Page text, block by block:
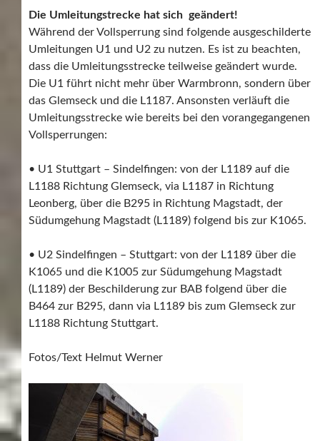
Die Umleitungstrecke hat sich geändert!
Während der Vollsperrung sind folgende ausgeschilderte
Umleitungen U1 und U2 zu nutzen. Es ist zu beachten,
dass die Umleitungsstrecke teilweise geändert wurde.
Die U1 führt nicht mehr über Warmbronn, sondern über
das Glemseck und die L1187. Ansonsten verläuft die
Umleitungsstrecke wie bereits bei den vorangegangenen
Vollsperrungen:
• U1 Stuttgart – Sindelfingen: von der L1189 auf die
L1188 Richtung Glemseck, via L1187 in Richtung
Leonberg, über die B295 in Richtung Magstadt, der
Südumgehung Magstadt (L1189) folgend bis zur K1065.
• U2 Sindelfingen – Stuttgart: von der L1189 über die
K1065 und die K1005 zur Südumgehung Magstadt
(L1189) der Beschilderung zur BAB folgend über die
B464 zur B295, dann via L1189 bis zum Glemseck zur
L1188 Richtung Stuttgart.
Fotos/Text Helmut Werner